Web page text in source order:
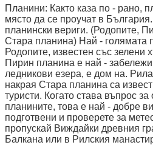
Планини: Както каза по - рано,
място да се проучат в
планински вериги. (Родопите,
Стара планина) Най - голямата
Родопите, известен със зелени
Пирин планина е най -
ледникови езера, е дом на.
накрая Стара планина са
туристи. Когато става въпрос
планините, това е най - добре
подготвени и проверете за
пропускай Виждайки древния
Балкана или в Рилския